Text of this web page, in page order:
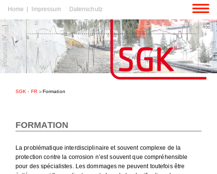
Aller
contenu
Home Impressum Datenschutz
SGK - FR Formation
FORMATION
La problématique interdisciplinaire et souvent complexe de la
protection contre la corrosion n’est souvent que compréhensible
pour des spécialistes. Les dommages ne peuvent toutefois être